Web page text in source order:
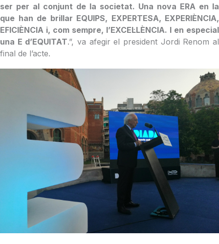
ser per al conjunt de la societat. Una nova ERA en la
que han de brillar EQUIPS, EXPERTESA, EXPERIÈNCIA,
EFICIÈNCIA i, com sempre, l’EXCEL·LÈNCIA. I en especial
una E d’EQUITAT.”, va afegir el president Jordi Renom al
final de l’acte.